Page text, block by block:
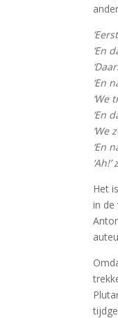
‘En
‘En
‘We
‘En
‘We
‘En
Het
in de